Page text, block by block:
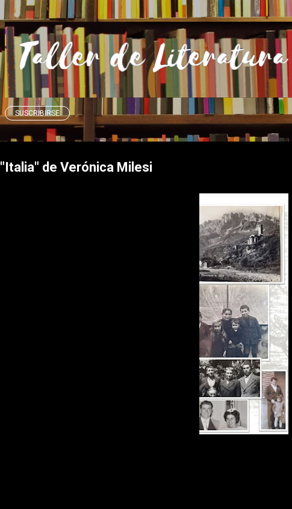
Ir al contenido principal
SUSCRIBIRSE
"Italia" de Verónica Milesi